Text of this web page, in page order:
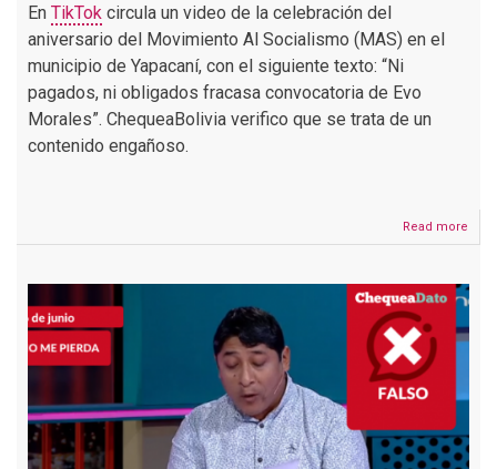
En TikTok circula un video de la celebración del
aniversario del Movimiento Al Socialismo (MAS) en el
municipio de Yapacaní, con el siguiente texto: “Ni
pagados, ni obligados fracasa convocatoria de Evo
Morales”. ChequeaBolivia verifico que se trata de un
contenido engañoso.
Read more
la
del